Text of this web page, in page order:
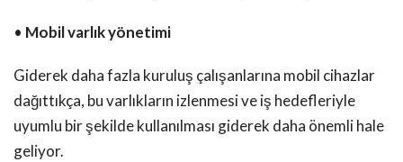
• Mobil varlık yönetimi
Giderek daha fazla kuruluş çalışanlarına mobil cihazlar
dağıttıkça, bu varlıkların izlenmesi ve iş hedefleriyle
uyumlu bir şekilde kullanılması giderek daha önemli hale
geliyor.